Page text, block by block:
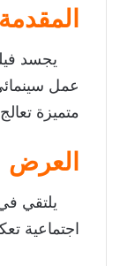
المقدمة
يجسد فيلم
عمل
متميزة
العرض
يلتقي في
اجتماعية